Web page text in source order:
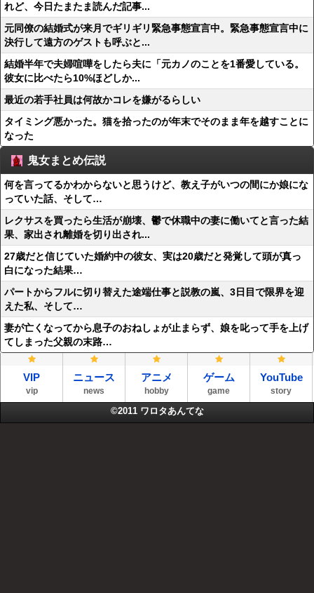
れど、今日たまたま読んだ記事...
元同僚の結婚式が来月でギリギリ緊急事態宣言中。緊急事態宣言中に
決行して遠方のゲストも呼ぶと...
結婚半年で夫婦喧嘩をしたら夫に「元カノのことを1番愛している。
彼女に比べたら10%ほどしか...
最近の若手社員は何故かコレを嫌がるらしい
タイミング悪かった。猫を拾ったのが年末でそのまま年を越すことに
なった
鬼女まとめ伝説
何を言ってるかわからないと思うけど、教え子がいつの間にか娘にな
っていた話、そして…
レクサスを買ったら生活が崩壊、鬱で休職中の妻に働いてと言った結
果、家出され離婚を切り出され...
27歳だと信じていた婚約中の彼女、実は20歳だと発覚して頭が真っ
白になった結果…
パートからフルに切り替えた途端仕事と説教の嵐、3日目で限界を迎
えた私、そして…
妻が亡くなってから息子のおねしょが止まらず、娘を叱って手を上げ
てしまった父親の末路…
VIP
vip
ニュース
news
アニメ
hobby
ゲーム
game
YouTube
story
©2011 ワロタあんてな